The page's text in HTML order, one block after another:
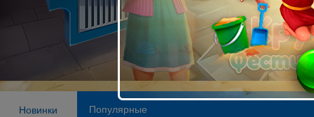
Новинки Популярные